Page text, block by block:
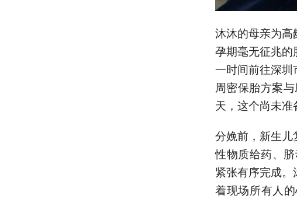
沐沐的母亲为高
孕期毫无征兆
一时间前往深
周密保胎方案
天，这个尚未准
分娩前，新生
性物质给药、
紧张有序完成
着现场所有人